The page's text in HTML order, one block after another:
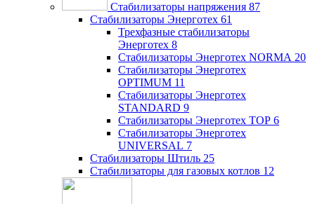
Стабилизаторы напряжения 87
Стабилизаторы Энерготех 61
Трехфазные стабилизаторы
Энерготех 8
Стабилизаторы Энерготех NORMA 20
Стабилизаторы Энерготех
OPTIMUM 11
Стабилизаторы Энерготех
STANDARD 9
Стабилизаторы Энерготех TOP 6
Стабилизаторы Энерготех
UNIVERSAL 7
Стабилизаторы Штиль 25
Стабилизаторы для газовых котлов 12